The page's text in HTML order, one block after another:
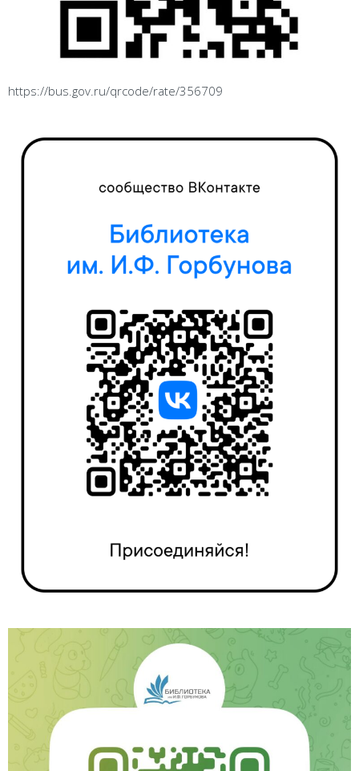
https://bus.gov.ru/qrcode/rate/356709